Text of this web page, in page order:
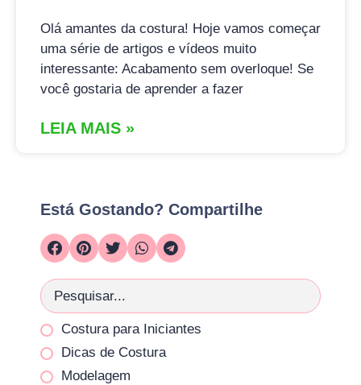
Olá amantes da costura! Hoje vamos começar
uma série de artigos e vídeos muito
interessante: Acabamento sem overloque! Se
você gostaria de aprender a fazer
LEIA MAIS »
Está Gostando? Compartilhe
Costura para Iniciantes
Dicas de Costura
Modelagem